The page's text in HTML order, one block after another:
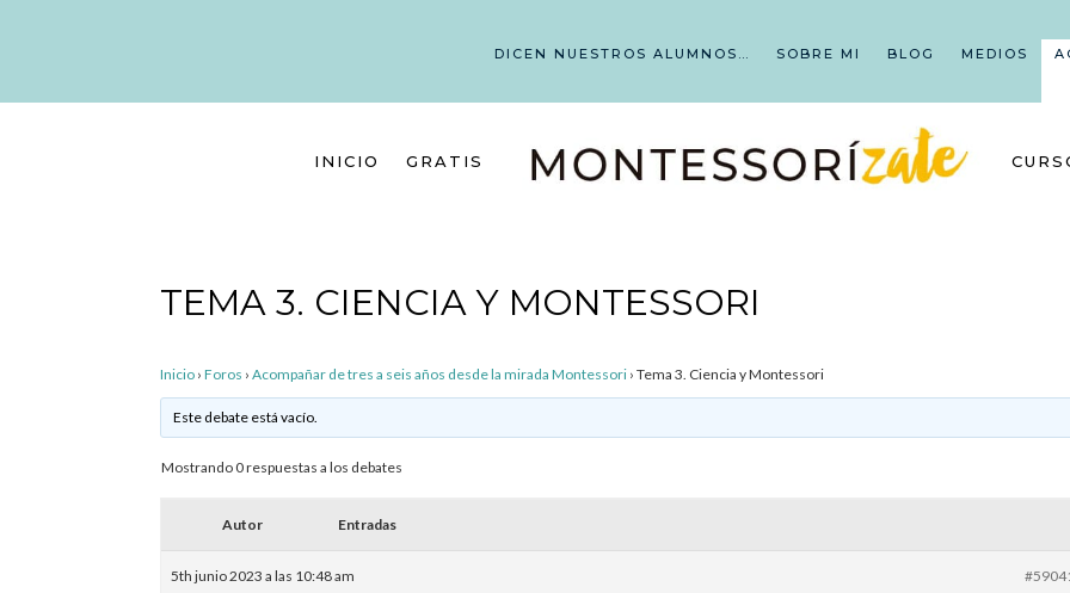
DICEN NUESTROS ALUMNOS… SOBRE MI BLOG MEDIOS
INICIO GRATIS
TEMA 3. CIENCIA Y MONTESSORI
Inicio › Foros › Acompañar de tres a seis años desde la mirada Montessori › Tema 3. Ciencia y Montessori
Este debate está vacío.
Mostrando 0 respuestas a los debates
Autor Entradas
5th junio 2023 a las 10:48 am